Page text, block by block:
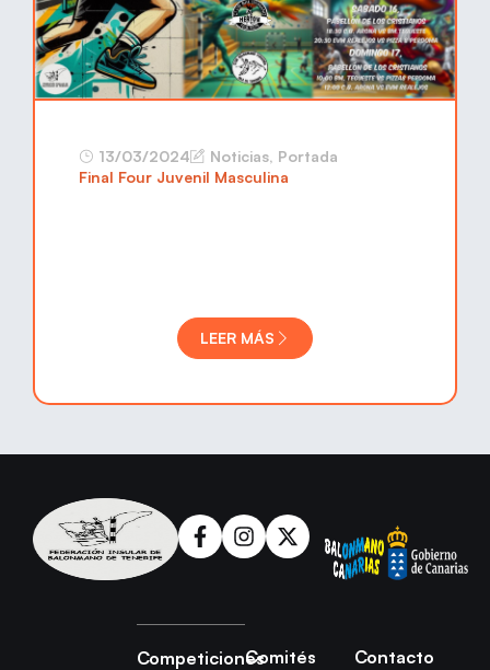
13/03/2024 Noticias, Portada
Final Four Juvenil Masculina
LEER MÁS
CompeticionesComités
Contacto